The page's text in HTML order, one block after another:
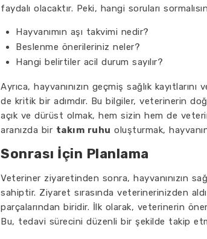
faydalı olacaktır. Peki, hangi soruları
Hayvanımın aşı takvimi nedir?
Beslenme önerileriniz neler?
Hangi belirtiler acil durum sayılır?
Ayrıca, hayvanınızın geçmiş sağlık
de kritik bir adımdır. Bu bilgiler, veterinerin
açık ve dürüst olmak, hem sizin hem de
aranızda bir takım ruhu oluşturmak,
Sonrası İçin Planlama
Veteriner ziyaretinden sonra, hayvanınızın
sahiptir. Ziyaret sırasında veterinerinizden
parçalarından biridir. İlk olarak, veterinerin
Bu, tedavi sürecini düzenli bir şekilde takip